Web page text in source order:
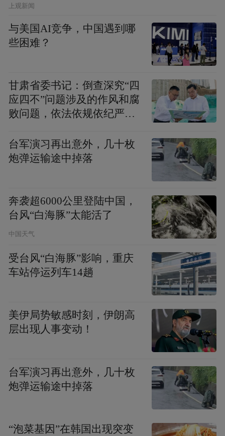
同发展的方向稳步前行。
校地共建是一项长期工程
随着各项合作举措有序落地
广大市民将逐步感受到
实实在在的就医红利
看病更省心，少跑冤枉路。
随着专科布局不
断完善、诊疗能力持续提升，市民在家门口
服务，疑难重症救治更有保障，不用再拖着
病痛往返外地，大幅减少奔波之苦。
就医更划算，减轻额外负担。
本地医疗综合
能力进一步提升，患者无需频繁奔赴外地求
医，交通、住宿、陪护等额外开支可以有效
医疗服务。
依托高校优质
资源，慢病管理、健康体检、术后康复等普
惠服务不断优化，覆盖全生命周期的健康服
务体系持续完善，全方位守护群众身心健
上观新闻
与美国AI竞争，中国遇到哪
些困难？
甘肃省委书记：倒查深究“四
应四不”问题涉及的作风和腐
败问题，依法依规依纪严肃
光力度
台军演习再出意外，几十枚
炮弹运输途中掉落
奔袭超6000公里登陆中国，
台风“白海豚”太能活了
中国天气
受台风“白海豚”影响，重庆
车站停运列车14趟
美伊局势敏感时刻，伊朗高
层出现人事变动！
台军演习再出意外，几十枚
炮弹运输途中掉落
“泡菜基因”在韩国出现突变